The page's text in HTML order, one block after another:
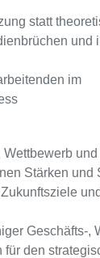
statt
und
im
und
Stärken und
Geschäfts-,
für den